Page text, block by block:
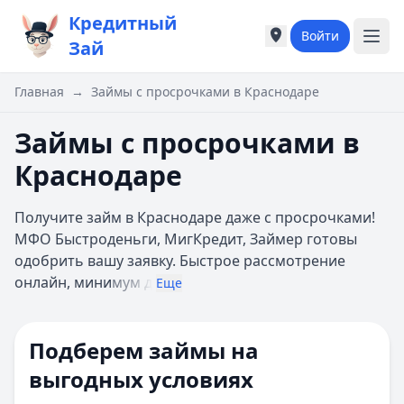
Кредитный
Зай
Города России
Москва
Казань
Б
Барнаул
Белгород
Города России
Москва
Казань
Б
Барнаул
Белгород
Войти
Главная → Займы с просрочками в Краснодаре
Займы с просрочками в
Краснодаре
Получите займ в Краснодаре даже с просрочками!
МФО Быстроденьги, МигКредит, Займер готовы
одобрить вашу заявку. Быстрое рассмотрение
онлайн, минимум д Еще
Подберем займы на
выгодных условиях